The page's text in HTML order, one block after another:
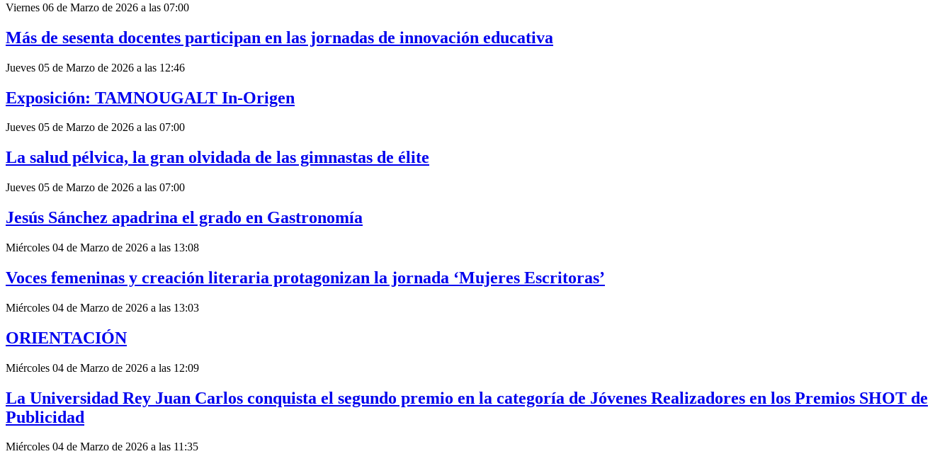
Viernes 06 de Marzo de 2026 a las 07:00
Más de sesenta docentes participan en las jornadas de innovación educativa
Jueves 05 de Marzo de 2026 a las 12:46
Exposición: TAMNOUGALT In-Origen
Jueves 05 de Marzo de 2026 a las 07:00
La salud pélvica, la gran olvidada de las gimnastas de élite
Jueves 05 de Marzo de 2026 a las 07:00
Jesús Sánchez apadrina el grado en Gastronomía
Miércoles 04 de Marzo de 2026 a las 13:08
Voces femeninas y creación literaria protagonizan la jornada ‘Mujeres Escritoras’
Miércoles 04 de Marzo de 2026 a las 13:03
ORIENTACIÓN
Miércoles 04 de Marzo de 2026 a las 12:09
La Universidad Rey Juan Carlos conquista el segundo premio en la categoría de Jóvenes Realizadores en los Premios SHOT de
Publicidad
Miércoles 04 de Marzo de 2026 a las 11:35